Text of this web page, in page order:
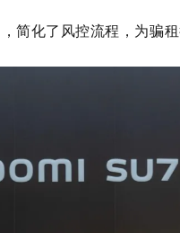
简化了风控流程，为骗